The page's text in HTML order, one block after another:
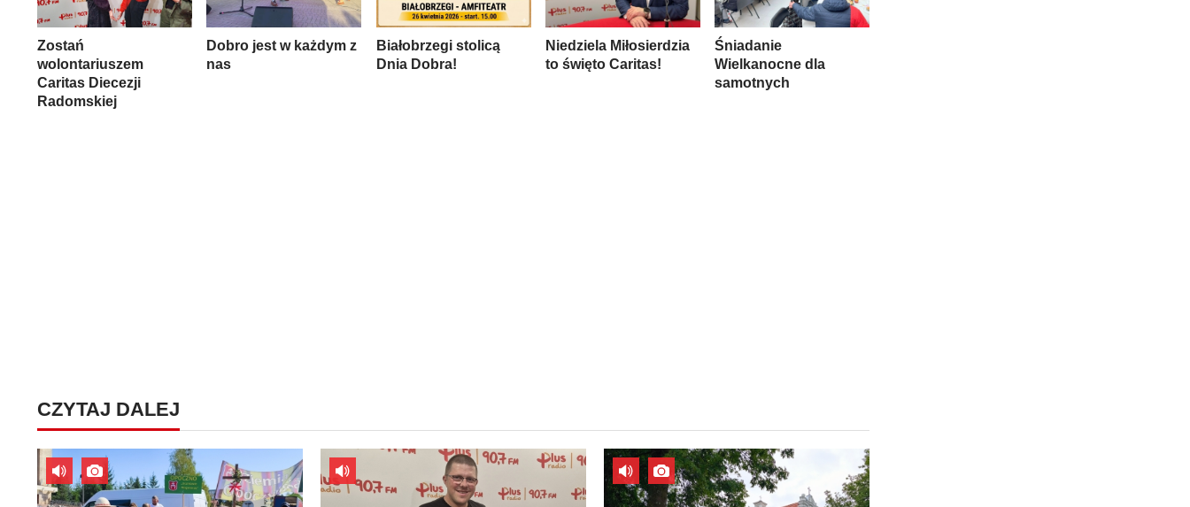
Zostań
wolontariuszem
Caritas Diecezji
Radomskiej
Dobro jest w każdym z
nas
Białobrzegi stolicą
Dnia Dobra!
Niedziela Miłosierdzia
to święto Caritas!
Śniadanie
Wielkanocne dla
samotnych
CZYTAJ DALEJ